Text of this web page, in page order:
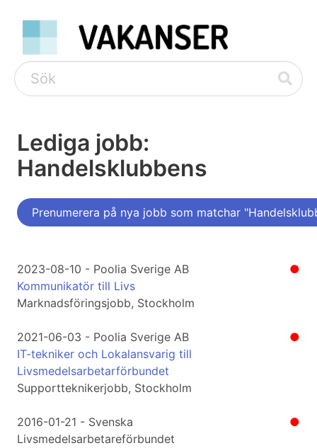
Lediga jobb:
Handelsklubbens
Prenumerera på nya jobb som matchar
●
2023-08-10 - Poolia Sverige AB
Kommunikatör till Livs
Marknadsföringsjobb, Stockholm
●
2021-06-03 - Poolia Sverige AB
IT-tekniker och Lokalansvarig till
Livsmedelsarbetarförbundet
Supportteknikerjobb, Stockholm
●
2016-01-21 - Svenska
Livsmedelsarbetareförbundet